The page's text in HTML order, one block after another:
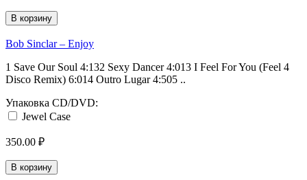
В корзину
Bob Sinclar ‎– Enjoy
1 Save Our Soul 4:132 Sexy Dancer 4:013 I Feel For You (Feel 4
Disco Remix) 6:014 Outro Lugar 4:505 ..
Упаковка CD/DVD:
Jewel Case
350.00 ₽
В корзину